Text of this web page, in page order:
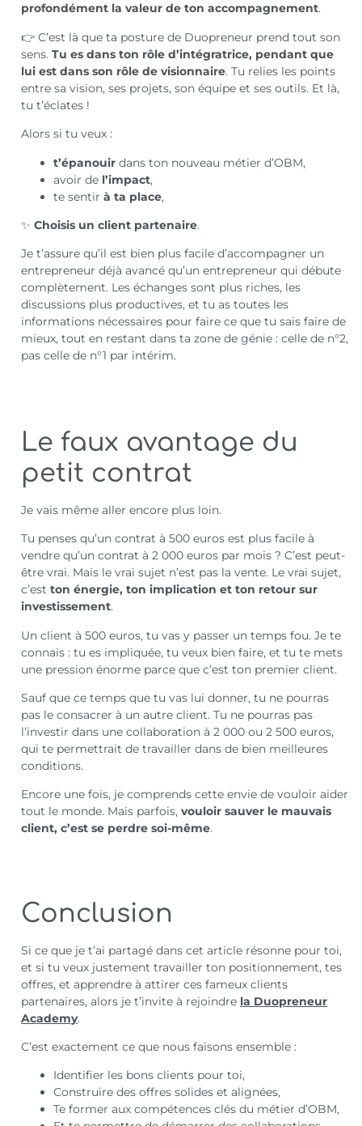
profondément la valeur de ton accompagnement.
👉 C’est là que ta posture de Duopreneur prend tout son
sens.Tu es dans ton rôle d’intégratrice, pendant que
lui est dans son rôle de visionnaire. Tu relies les points
entre sa vision, ses projets, son équipe et ses outils. Et là,
tu t’éclates !
Alors si tu veux :
t’épanouir dans ton nouveau métier d’OBM,
avoir de l’impact,
te sentirà ta place,
✨ Choisis un client partenaire.
Je t’assure qu’il est bien plus facile d’accompagner un
entrepreneur déjà avancé qu’un entrepreneur qui débute
complètement. Les échanges sont plus riches, les
discussions plus productives, et tu as toutes les
informations nécessaires pour faire ce que tu sais faire de
mieux, tout en restant dans ta zone de génie : celle de n°2,
pas celle de n°1 par intérim.
Le faux avantage du
petit contrat
Je vais même aller encore plus loin.
Tu penses qu’un contrat à 500 euros est plus facile à
vendre qu’un contrat à 2 000 euros par mois ? C’est peut-
être vrai. Mais le vrai sujet n’est pas la vente. Le vrai sujet,
c’estton énergie, ton implication et ton retour sur
investissement.
Un client à 500 euros, tu vas y passer un temps fou. Je te
connais : tu es impliquée, tu veux bien faire, et tu te mets
une pression énorme parce que c’est ton premier client.
Sauf que ce temps que tu vas lui donner, tu ne pourras
pas le consacrer à un autre client. Tu ne pourras pas
l’investir dans une collaboration à 2 000 ou 2 500 euros,
qui te permettrait de travailler dans de bien meilleures
conditions.
Encore une fois, je comprends cette envie de vouloir aider
tout le monde. Mais parfois,vouloir sauver le mauvais
client, c’est se perdre soi-même.
Conclusion
Si ce que je t’ai partagé dans cet article résonne pour toi,
et si tu veux justement travailler ton positionnement, tes
offres, et apprendre à attirer ces fameux clients
partenaires, alors je t’invite à rejoindre la Duopreneur
Academy.
C’est exactement ce que nous faisons ensemble :
Identifier les bons clients pour toi,
Construire des offres solides et alignées,
Te former aux compétences clés du métier d’OBM,